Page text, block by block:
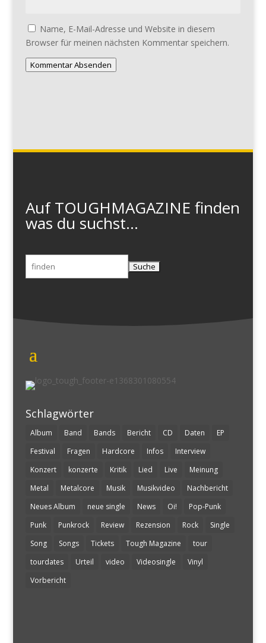
Name, E-Mail-Adresse und Website in diesem
Browser für meinen nächsten Kommentar speichern.
Kommentar Absenden
Auf TOUGHMAGAZINE finden
was du suchst...
Suchen
Schlagwörter
Album Band Bands Bericht CD Daten
EP
Festival
Fragen Hardcore Infos
Interview
Konzert
konzerte Kritik Lied Live
Meinung
Metal
Metalcore Musik Musikvideo
Nachbericht
Neues Album
neue single News Oi!
Pop-Punk
Punk
Punkrock Review Rezension Rock
Single
Song
Songs Tickets Tough Magazine
tour
tourdates
Urteil video Videosingle
Vinyl
Vorbericht